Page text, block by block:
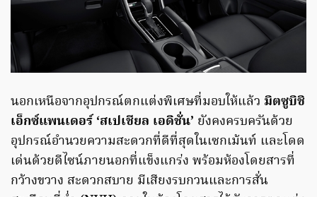
นอกเหนือจากอุปกรณ์ตกแต่งพิเศษที่มอบให้แล้ว มิตซูบิชิ
เอ็กซ์แพนเดอร์ ‘สเปเชียล เอดิชั่น’ ยังคงครบครันด้วย
อุปกรณ์อำนวยความสะดวกที่ดีที่สุดในเซกเม้นท์ และโดด
เด่นด้วยดีไซน์ภายนอกที่แข็งแกร่ง พร้อมห้องโดยสารที่
กว้างขวาง สะดวกสบาย มีเสียงรบกวนและการสั่น